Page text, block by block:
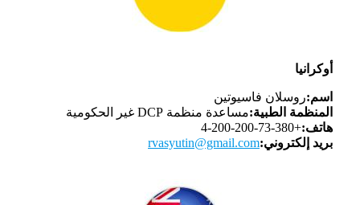
أوكرانيا
اسم:روسلان فاسيوتين
المنظمة الطبية:مساعدة منظمة DCP غير الحكومية
هاتف:+380-73-200-200-4
بريد إلكتروني:rvasyutin@gmail.com